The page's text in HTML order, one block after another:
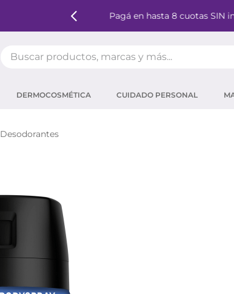
Pagá en hasta 8 cuotas SIN
DERMOCOSMÉTICA CUIDADO PERSONAL
Desodorantes
agua micelar
máscara pestañas